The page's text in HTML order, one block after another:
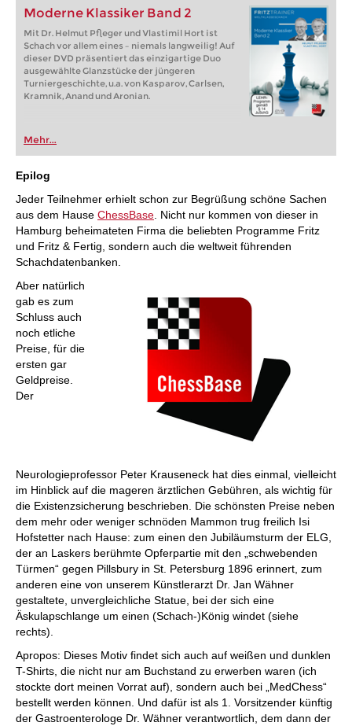
Moderne Klassiker Band 2
Mit Dr. Helmut Pfleger und Vlastimil Hort ist
Schach vor allem eines – niemals langweilig! Auf
dieser DVD präsentiert das einzigartige Duo
ausgewählte Glanzstücke der jüngeren
Turniergeschichte, u.a. von Kasparov, Carlsen,
Kramnik, Anand und Aronian.
Mehr...
Epilog
Jeder Teilnehmer erhielt schon zur Begrüßung schöne Sachen
aus dem Hause ChessBase . Nicht nur kommen von dieser in
Hamburg beheimateten Firma die beliebten Programme Fritz
und Fritz & Fertig, sondern auch die weltweit führenden
Schachdatenbanken.
Aber natürlich
gab es zum
Schluss auch
noch etliche
Preise, für die
ersten gar
Geldpreise.
Der
Neurologieprofessor Peter Krauseneck hat dies einmal, vielleicht
im Hinblick auf die mageren ärztlichen Gebühren, als wichtig für
die Existenzsicherung beschrieben. Die schönsten Preise neben
dem mehr oder weniger schnöden Mammon trug freilich Isi
Hofstetter nach Hause: zum einen den Jubiläumsturm der ELG,
der an Laskers berühmte Opferpartie mit den „schwebenden
Türmen“ gegen Pillsbury in St. Petersburg 1896 erinnert, zum
anderen eine von unserem Künstlerarzt Dr. Jan Wähner
gestaltete, unvergleichliche Statue, bei der sich eine
Äskulapschlange um einen (Schach-)König windet (siehe
rechts).
Apropos: Dieses Motiv findet sich auch auf weißen und dunklen
T-Shirts, die nicht nur am Buchstand zu erwerben waren (ich
stockte dort meinen Vorrat auf), sondern auch bei „MedChess“
bestellt werden können. Und dafür ist als 1. Vorsitzender künftig
der Gastroenterologe Dr. Wähner verantwortlich, dem dann der